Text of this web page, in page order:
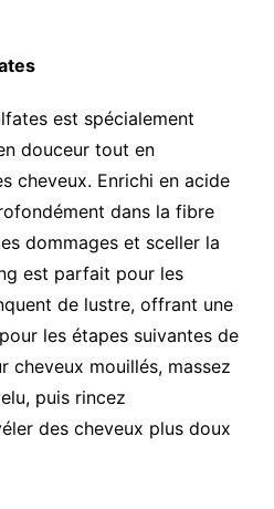
est spécialement
douceur tout en
cheveux. Enrichi en acide
dans la fibre
dommages et sceller la
est parfait pour les
de lustre, offrant une
les étapes suivantes de
cheveux mouillés, massez
puis rincez
des cheveux plus doux